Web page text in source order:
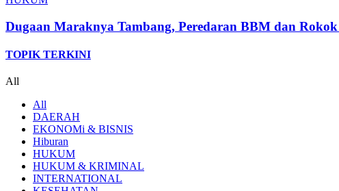
Dugaan Maraknya Tambang, Peredaran BBM dan
TOPIK TERKINI
All
All
DAERAH
EKONOMi & BISNIS
Hiburan
HUKUM
HUKUM & KRIMINAL
INTERNATIONAL